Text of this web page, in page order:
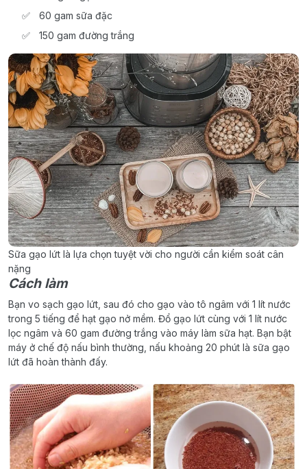
60 gam sữa đặc
150 gam đường trắng
Sữa gạo lứt là lựa chọn tuyệt vời cho người cần kiểm soát cân
nặng
Cách làm
Bạn vo sạch gạo lứt, sau đó cho gạo vào tô ngâm với 1 lít nước
trong 5 tiếng để hạt gạo nở mềm. Đổ gạo lứt cùng với 1 lít nước
lọc ngâm và 60 gam đường trắng vào máy làm sữa hạt. Bạn bật
máy ở chế độ nấu bình thường, nấu khoảng 20 phút là sữa gạo
lứt đã hoàn thành đấy.